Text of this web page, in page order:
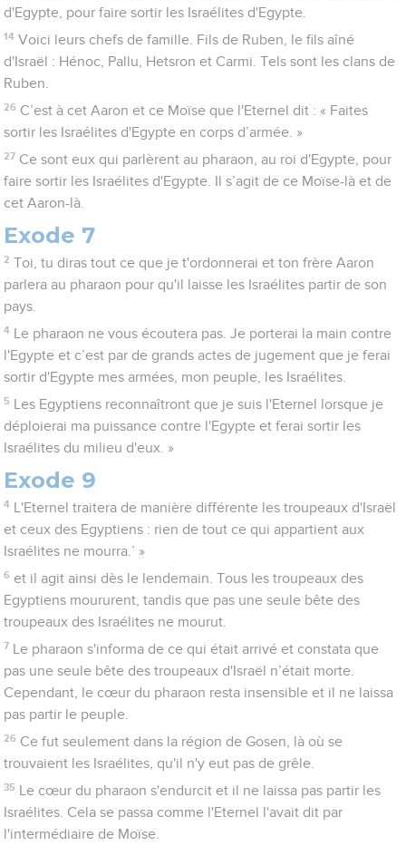
d'Egypte, pour faire sortir les Israélites d'Egypte.
14 Voici leurs chefs de famille. Fils de Ruben, le fils aîné
d'Israël : Hénoc, Pallu, Hetsron et Carmi. Tels sont les clans de
Ruben.
26 C’est à cet Aaron et ce Moïse que l'Eternel dit : « Faites
sortir les Israélites d'Egypte en corps d’armée. »
27 Ce sont eux qui parlèrent au pharaon, au roi d'Egypte, pour
faire sortir les Israélites d'Egypte. Il s’agit de ce Moïse-là et de
cet Aaron-là.
Exode 7
2 Toi, tu diras tout ce que je t'ordonnerai et ton frère Aaron
parlera au pharaon pour qu'il laisse les Israélites partir de son
pays.
4
Le pharaon ne vous écoutera pas. Je porterai la main contre
l'Egypte et c’est par de grands actes de jugement que je ferai
sortir d'Egypte mes armées, mon peuple, les Israélites.
5
Les Egyptiens reconnaîtront que je suis l'Eternel lorsque je
déploierai ma puissance contre l'Egypte et ferai sortir les
Israélites du milieu d'eux. »
Exode 9
4
L'Eternel traitera de manière différente les troupeaux d'Israël
et ceux des Egyptiens : rien de tout ce qui appartient aux
Israélites ne mourra.’ »
6 et il agit ainsi dès le lendemain. Tous les troupeaux des
Egyptiens moururent, tandis que pas une seule bête des
troupeaux des Israélites ne mourut.
7
Le pharaon s'informa de ce qui était arrivé et constata que
pas une seule bête des troupeaux d'Israël n’était morte.
Cependant, le cœur du pharaon resta insensible et il ne laissa
pas partir le peuple.
26 Ce fut seulement dans la région de Gosen, là où se
trouvaient les Israélites, qu'il n'y eut pas de grêle.
35
Le cœur du pharaon s'endurcit et il ne laissa pas partir les
Israélites. Cela se passa comme l'Eternel l'avait dit par
l'intermédiaire de Moïse.